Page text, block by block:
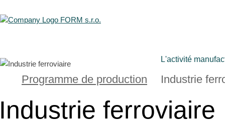
L'activité
Programme de production Industrie
ferroviaire